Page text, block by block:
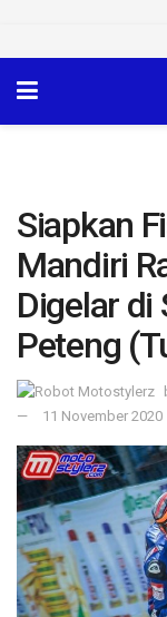
Siapkan
Mandiri
Digelar di
Peteng
11 November 2020